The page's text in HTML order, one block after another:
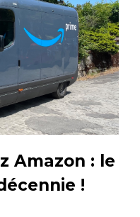
Amazon : le
!